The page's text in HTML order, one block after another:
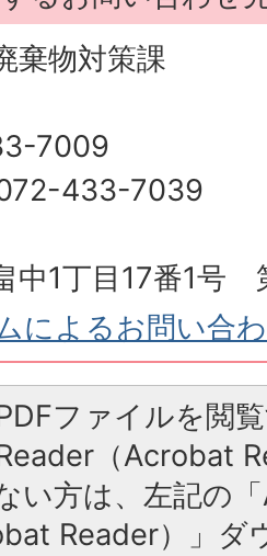
物対策課
7009
433-7039
中1丁目17番1号
によるお問い合
ファイルを閲
（Acrobat
い方は、左記の
Reader）」ダ